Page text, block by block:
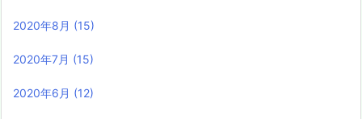
2020年8月 (15)
2020年7月 (15)
2020年6月 (12)